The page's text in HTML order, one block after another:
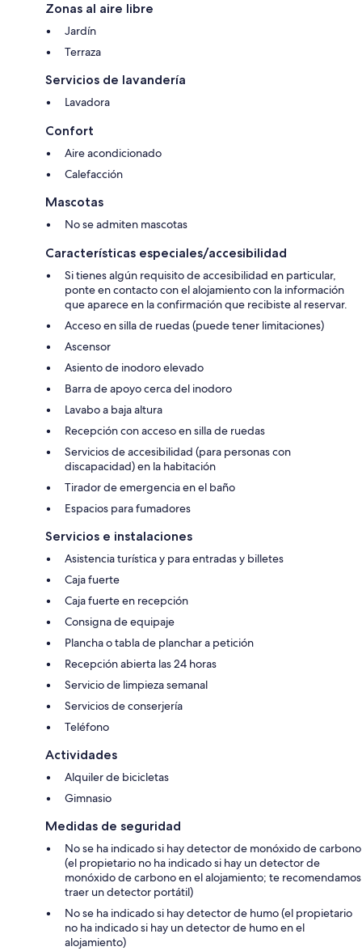
Zonas al aire libre
Jardín
Terraza
Servicios de lavandería
Lavadora
Confort
Aire acondicionado
Calefacción
Mascotas
No se admiten mascotas
Características especiales/accesibilidad
Si tienes algún requisito de accesibilidad en particular,
ponte en contacto con el alojamiento con la información
que aparece en la confirmación que recibiste al reservar.
Acceso en silla de ruedas (puede tener limitaciones)
Ascensor
Asiento de inodoro elevado
Barra de apoyo cerca del inodoro
Lavabo a baja altura
Recepción con acceso en silla de ruedas
Servicios de accesibilidad (para personas con
discapacidad) en la habitación
Tirador de emergencia en el baño
Espacios para fumadores
Servicios e instalaciones
Asistencia turística y para entradas y billetes
Caja fuerte
Caja fuerte en recepción
Consigna de equipaje
Plancha o tabla de planchar a petición
Recepción abierta las 24 horas
Servicio de limpieza semanal
Servicios de conserjería
Teléfono
Actividades
Alquiler de bicicletas
Gimnasio
Medidas de seguridad
No se ha indicado si hay detector de monóxido de carbono
(el propietario no ha indicado si hay un detector de
monóxido de carbono en el alojamiento; te recomendamos
traer un detector portátil)
No se ha indicado si hay detector de humo (el propietario
no ha indicado si hay un detector de humo en el
alojamiento)